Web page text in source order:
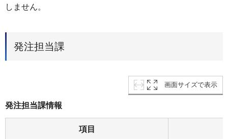
しません。
発注担当課
画面サイズで表示
発注担当課情報
項目